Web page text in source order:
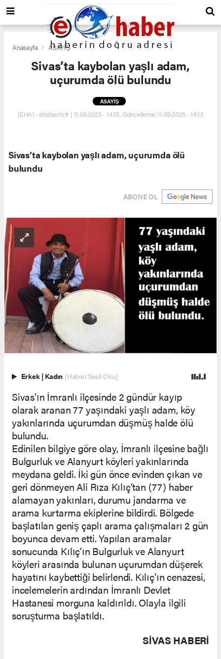
Anasayfa ASAYİŞ
Sivas’ta kaybolan yaşlı adam,
uçurumda ölü bulundu
ASAYİŞ
(EHA) - ehaber.tv.tr | 11.09.2025 - 14:01, Güncelleme: 11.09.2025 - 14:13
Sivas’ta kaybolan yaşlı adam, uçurumda ölü
bulundu
ABONE OL
Erkek | Kadın (Haberi Sesli Oku)
Sivas’ın İmranlı ilçesinde 2 gündür kayıp
olarak aranan 77 yaşındaki yaşlı adam, köy
yakınlarında uçurumdan düşmüş halde ölü
bulundu.
Edinilen bilgiye göre olay, İmranlı ilçesine bağlı
Bulgurluk ve Alanyurt köyleri yakınlarında
meydana geldi. İki gün önce evinden çıkan ve
geri dönmeyen Ali Rıza Kılıç’tan (77) haber
alamayan yakınları, durumu jandarma ve
arama kurtarma ekiplerine bildirdi. Bölgede
başlatılan geniş çaplı arama çalışmaları 2 gün
boyunca devam etti. Yapılan aramalar
sonucunda Kılıç’ın Bulgurluk ve Alanyurt
köyleri arasında bulunan uçurumdan düşerek
hayatını kaybettiği belirlendi. Kılıç’ın cenazesi,
incelemelerin ardından İmranlı Devlet
Hastanesi morguna kaldırıldı. Olayla ilgili
soruşturma başlatıldı.
SIVAS HABERİ